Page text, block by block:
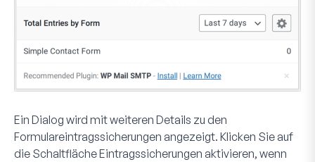
Ein Dialog wird mit weiteren Details zu den
Formulareintragssicherungen angezeigt. Klicken Sie auf
die SchaltflächeEintragssicherungen aktivieren, wenn